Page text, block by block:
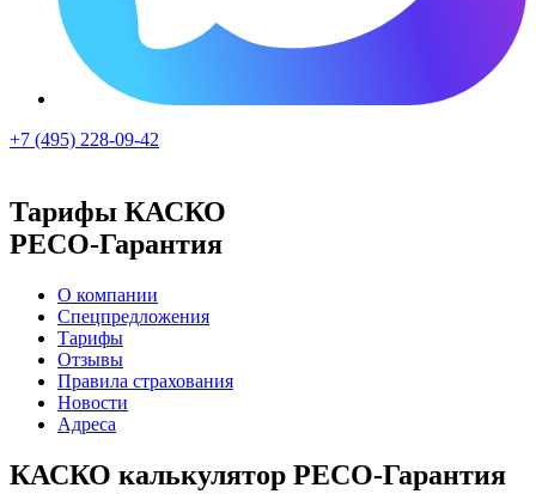
+7 (495) 228-09-42
Тарифы КАСКО
РЕСО-Гарантия
О компании
Спецпредложения
Тарифы
Отзывы
Правила страхования
Новости
Адреса
КАСКО калькулятор РЕСО-Гарантия